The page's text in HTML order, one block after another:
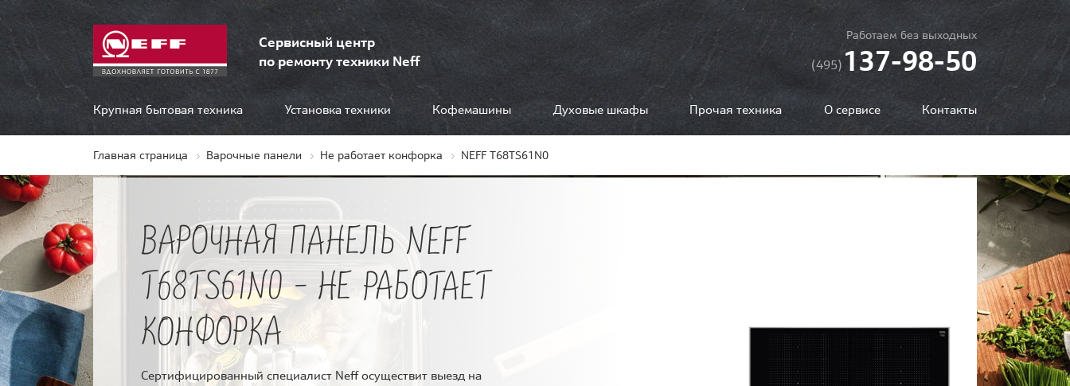
Сервисный центр
по ремонту техники Neff
Работаем без выходных
(495)137-98-50
Крупная бытовая техника Установка техники Кофемашины Духовые шкафы Прочая техника О сервисе Контакты
Главная страница Варочные панели Не работает конфорка NEFF T68TS61N0
ВАРОЧНАЯ ПАНЕЛЬ NEFF
T68TS61N0 - НЕ РАБОТАЕТ
КОНФОРКА
Сертифицированный специалист Neff осуществит выезд на